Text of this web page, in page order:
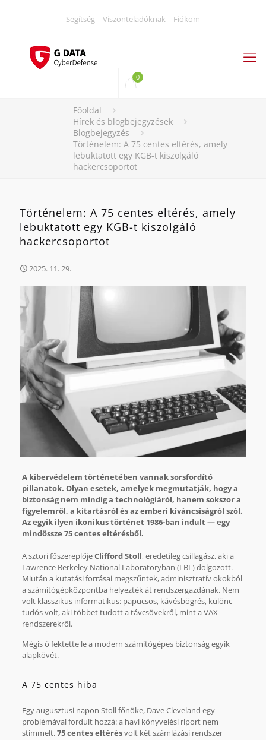
Segítség Viszonteladóknak Fiókom
0
Főoldal
Hírek és blogbejegyzések
Blogbejegyzés
Történelem: A 75 centes eltérés, amely
lebuktatott egy KGB-t kiszolgáló
hackercsoportot
Történelem: A 75 centes eltérés, amely
lebuktatott egy KGB-t kiszolgáló
hackercsoportot
2025. 11. 29.
A kibervédelem történetében vannak sorsfordító
pillanatok. Olyan esetek, amelyek megmutatják, hogy a
biztonság nem mindig a technológiáról, hanem sokszor a
figyelemről, a kitartásról és az emberi kíváncsiságról szól.
Az egyik ilyen ikonikus történet 1986-ban indult — egy
mindössze 75 centes eltérésből.
A sztori főszereplőjeClifford Stoll, eredetileg csillagász, aki a
Lawrence Berkeley National Laboratoryban (LBL) dolgozott.
Miután a kutatási forrásai megszűntek, adminisztratív okokból
a számítógépközpontba helyezték át rendszergazdának. Nem
volt klasszikus informatikus: papucsos, kávésbögrés, különc
tudós volt, aki többet tudott a távcsövekről, mint a VAX-
rendszerekről.
Mégis ő fektette le a modern számítógépes biztonság egyik
alapkövét.
A 75 centes hiba
Egy augusztusi napon Stoll főnöke, Dave Cleveland egy
problémával fordult hozzá: a havi könyvelési riport nem
stimmelt.75 centes eltérésvolt két számlázási rendszer